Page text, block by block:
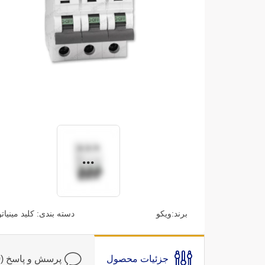
برند:ویکو دسته بندی:کلید
جزئیات محصول پرسش و پاسخ (0)